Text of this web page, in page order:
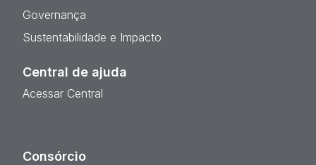
Governança
Sustentabilidade e Impacto
Central de ajuda
Acessar Central
Consórcio